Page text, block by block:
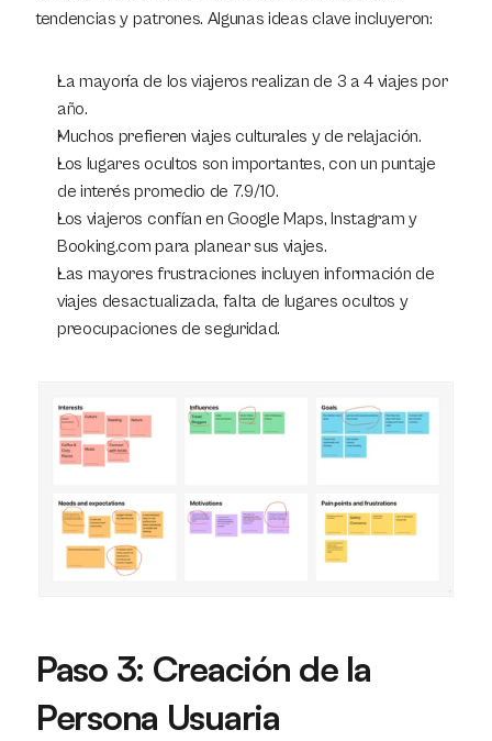
tendencias y patrones. Algunas ideas clave incluyeron:
La mayoría de los viajeros realizan de 3 a 4 viajes por
año.
Muchos prefieren viajes culturales y de relajación.
Los lugares ocultos son importantes, con un puntaje
de interés promedio de 7.9/10.
Los viajeros confían en Google Maps, Instagram y
Booking.com para planear sus viajes.
Las mayores frustraciones incluyen información de
viajes desactualizada, falta de lugares ocultos y
preocupaciones de seguridad.
Paso 3: Creación de la
Persona Usuaria